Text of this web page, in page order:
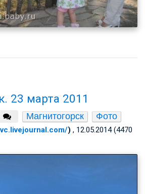
23 марта 2011
Магнитогорск Фото
) , 12.05.2014 (4470